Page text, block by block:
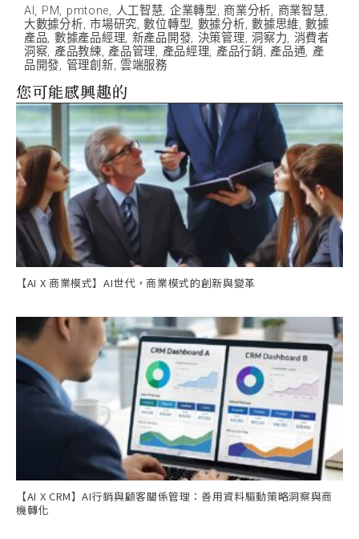
AI , PM, pmtone, 人工智慧, 企業轉型, 商業分析, 商業智慧,
大數據分析,市場研究,數位轉型, 數據分析,數據思維,數據
產品, 數據產品經理, 新產品開發, 決策管理,洞察力, 消費者
洞察, 產品教練, 產品管理, 產品經理, 產品行銷, 產品通, 產
品開發, 管理創新, 雲端服務
您可能感興趣的
【AI X 商業模式】AI世代，商業模式的創新與變革
【AI X CRM】AI行銷與顧客關係管理：善用資料驅動策略洞察與商
機轉化